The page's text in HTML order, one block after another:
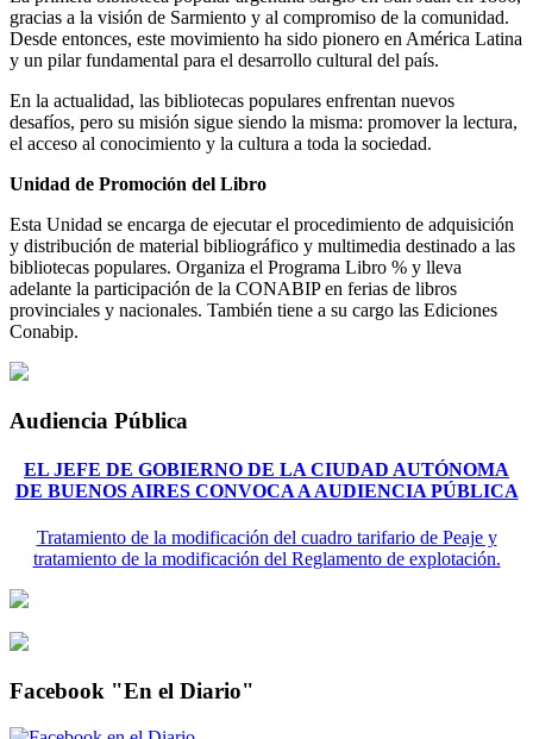
gracias a la visión de Sarmiento y al compromiso de la comunidad.
Desde entonces, este movimiento ha sido pionero en América Latina
y un pilar fundamental para el desarrollo cultural del país.
En la actualidad, las bibliotecas populares enfrentan nuevos
desafíos, pero su misión sigue siendo la misma: promover la lectura,
el acceso al conocimiento y la cultura a toda la sociedad.
Unidad de Promoción del Libro
Esta Unidad se encarga de ejecutar el procedimiento de adquisición
y distribución de material bibliográfico y multimedia destinado a las
bibliotecas populares. Organiza el Programa Libro % y lleva
adelante la participación de la CONABIP en ferias de libros
provinciales y nacionales. También tiene a su cargo las Ediciones
Conabip.
Audiencia Pública
EL JEFE DE GOBIERNO DE LA CIUDAD AUTÓNOMA
DE BUENOS AIRES CONVOCA A AUDIENCIA PÚBLICA
Tratamiento de la modificación del cuadro tarifario de Peaje y
tratamiento de la modificación del Reglamento de explotación.
Facebook "En el Diario"